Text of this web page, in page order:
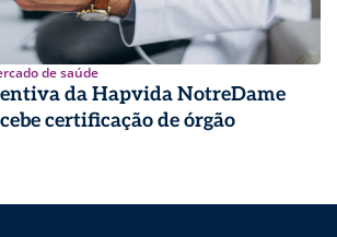
de saúde
da Hapvida NotreDame
certificação de órgão